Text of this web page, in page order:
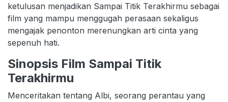
ketulusan menjadikan Sampai Titik Terakhirmu sebagai
film yang mampu menggugah perasaan sekaligus
mengajak penonton merenungkan arti cinta yang
sepenuh hati.
Sinopsis Film Sampai Titik
Terakhirmu
Menceritakan tentang Albi, seorang perantau yang